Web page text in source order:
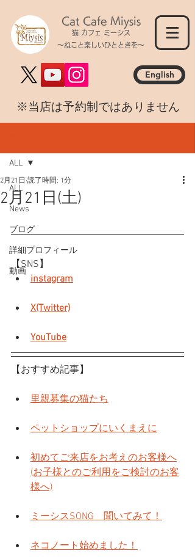
Cat Cafe Miysis
猫 カフェ ミーシス
～ねこと楽しいひとときを～
English
​※当店は予約制ではありません
ALL
News
ブログ
詳細プロフィール
動画
ALL
2月21日(土)
2月21日 読了時間: 1分
【SNS】
instagram
X(Twitter)
YouTube
【おすすめ記事】
里親募集の猫たち
ペットショップにいくまえに
初めてご来店をお考えのお客様へ
(お子様とのご利用をご検討のお客
様へ)
ミーシスSONG　聞いてみて！
ネコノート始めました！